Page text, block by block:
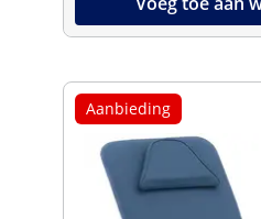
Aanbieding